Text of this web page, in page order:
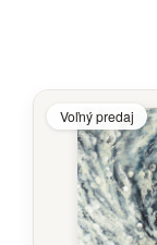
Voľný predaj